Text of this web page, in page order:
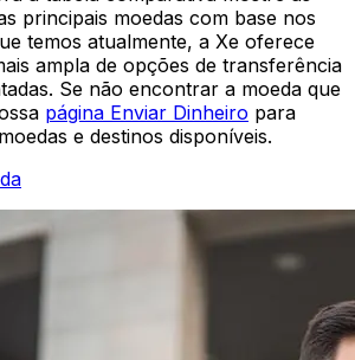
principais moedas com base nos
temos atualmente, a Xe oferece
ampla de opções de transferência
Se não encontrar a moeda que
página Enviar Dinheiro para
e destinos disponíveis.